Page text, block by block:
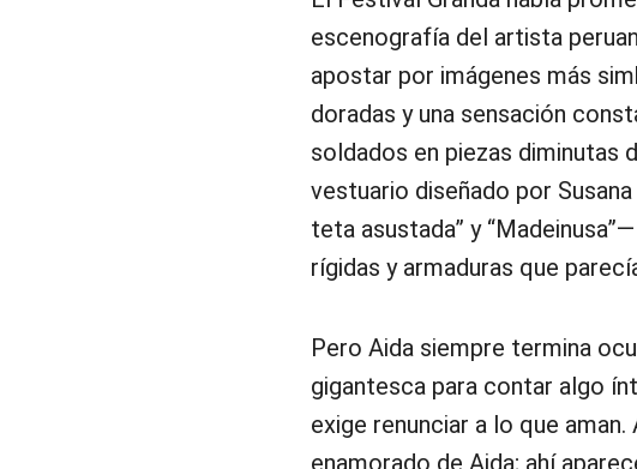
escenografía del artista
apostar por imágenes más
doradas y una sensación
soldados en piezas diminutas
vestuario diseñado por
teta asustada” y
rígidas y armaduras que
Pero Aida siempre termina
gigantesca para contar algo
exige renunciar a lo que
enamorado de Aida; ahí